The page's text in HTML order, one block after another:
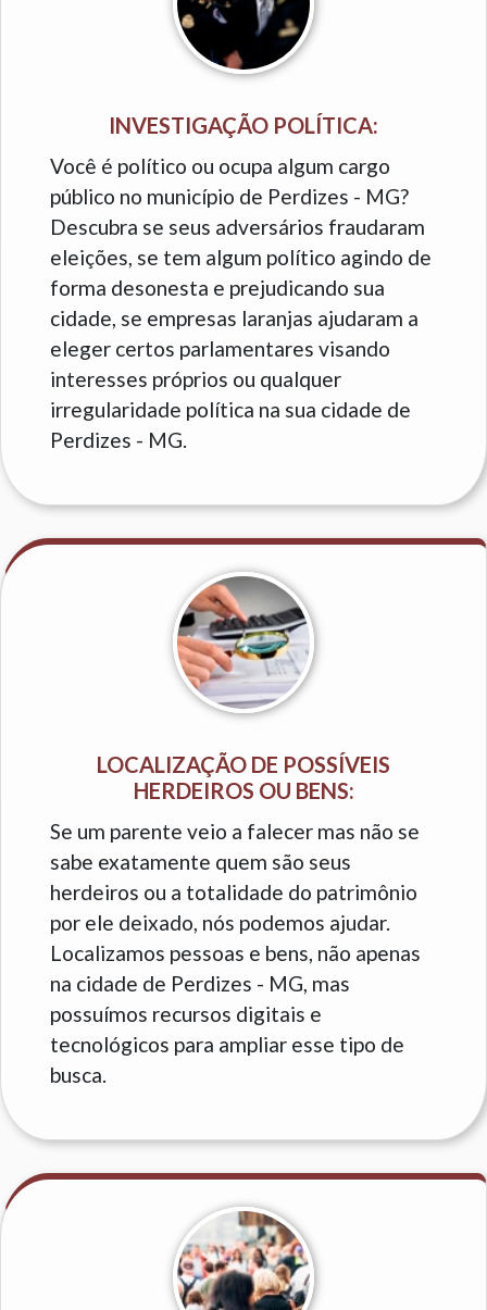
INVESTIGAÇÃO POLÍTICA:
Você é político ou ocupa algum cargo
público no município de Perdizes - MG?
Descubra se seus adversários fraudaram
eleições, se tem algum político agindo de
forma desonesta e prejudicando sua
cidade, se empresas laranjas ajudaram a
eleger certos parlamentares visando
interesses próprios ou qualquer
irregularidade política na sua cidade de
Perdizes - MG.
LOCALIZAÇÃO DE POSSÍVEIS
HERDEIROS OU BENS:
Se um parente veio a falecer mas não se
sabe exatamente quem são seus
herdeiros ou a totalidade do patrimônio
por ele deixado, nós podemos ajudar.
Localizamos pessoas e bens, não apenas
na cidade de Perdizes - MG, mas
possuímos recursos digitais e
tecnológicos para ampliar esse tipo de
busca.